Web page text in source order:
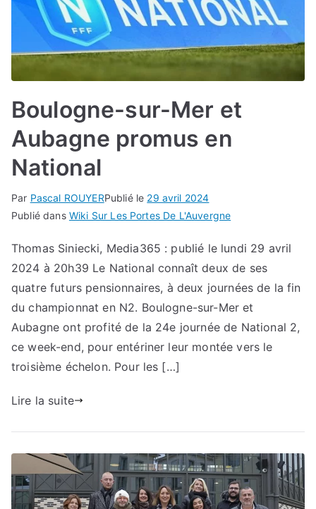
Boulogne-sur-Mer et
Aubagne promus en
National
Par Pascal ROUYERPublié le 29 avril 2024
Publié dans Wiki Sur Les Portes De L'Auvergne
Thomas Siniecki, Media365 : publié le lundi 29 avril
2024 à 20h39 Le National connaît deux de ses
quatre futurs pensionnaires, à deux journées de la fin
du championnat en N2. Boulogne-sur-Mer et
Aubagne ont profité de la 24e journée de National 2,
ce week-end, pour entériner leur montée vers le
troisième échelon. Pour les […]
Lire la suite